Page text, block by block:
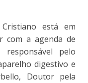
está em
com a agenda de
pelo
digestivo e
Doutor pela